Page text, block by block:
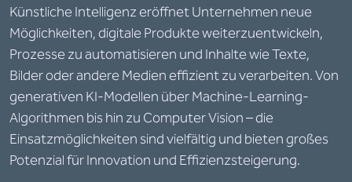
Künstliche Intelligenz eröffnet Unternehmen neue
Möglichkeiten, digitale Produkte weiterzuentwickeln,
Prozesse zu automatisieren und Inhalte wie Texte,
Bilder oder andere Medien effizient zu verarbeiten. Von
generativen KI-Modellen über Machine-Learning-
Algorithmen bis hin zu Computer Vision – die
Einsatzmöglichkeiten sind vielfältig und bieten großes
Potenzial für Innovation und Effizienzsteigerung.